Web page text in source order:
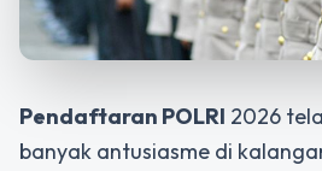
Pendaftaran POLRI 2026
banyak antusiasme di